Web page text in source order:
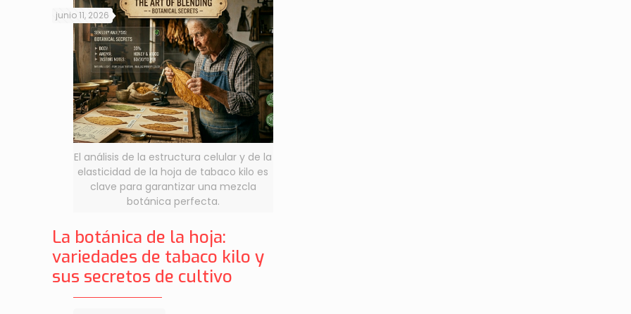
El análisis de la estructura celular y de la
elasticidad de la hoja de tabaco kilo es
clave para garantizar una mezcla
botánica perfecta.
junio 11, 2026
La botánica de la hoja:
variedades de tabaco kilo y
sus secretos de cultivo